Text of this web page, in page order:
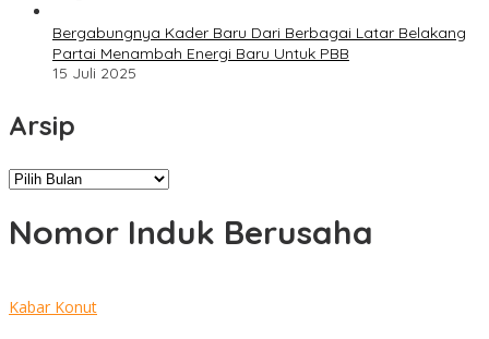
Bergabungnya Kader Baru Dari Berbagai Latar Belakang
Partai Menambah Energi Baru Untuk PBB
15 Juli 2025
Arsip
Arsip
Nomor Induk Berusaha
Kabar Konut